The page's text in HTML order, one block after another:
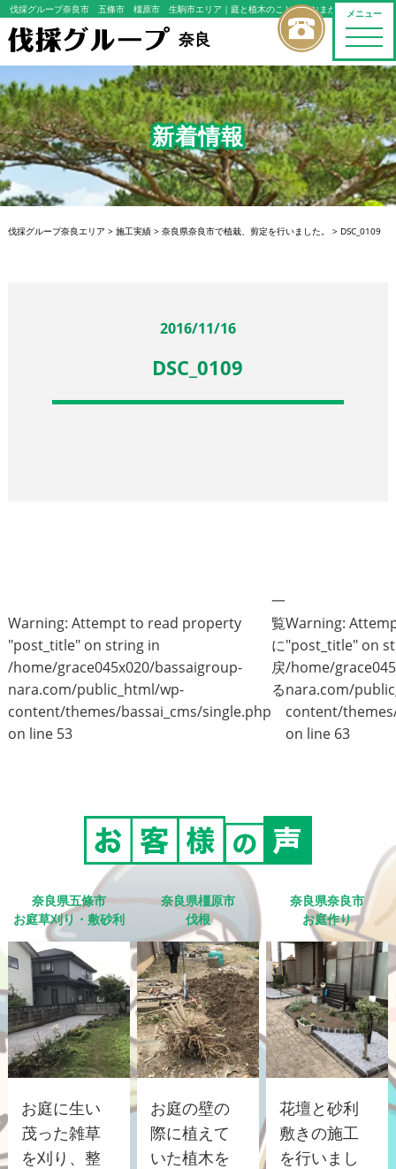
メニュー
toggle
伐採グループ奈良市 五條市 橿原市 生駒市エリア ｜庭と植木のことならおまかせください
奈良
新着情報
伐採グループ奈良エリア > 施工実績> 奈良県奈良市で植栽、剪定を行いました。 > DSC_0109
2016/11/16
DSC_0109
Warning: Attempt to read property
"post_title" on string in
/home/grace045x020/bassaigroup-
nara.com/public_html/wp-
content/themes/bassai_cms/single.php
on line 53
一
覧
に
戻
る
Warning:
"post_title" on
/home/
nara.com/
content/
on line 63
奈良県五條市
お庭草刈り・敷砂利
お庭に生い
茂った雑草
を刈り、整
奈良県橿原市
伐根
お庭の壁の
際に植えて
いた植木を
奈良県奈良市
お庭作り
花壇と砂利
敷きの施工
を行いまし